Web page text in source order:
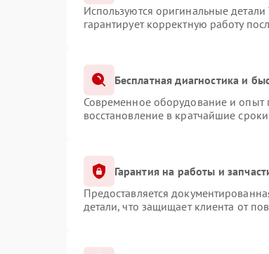
Используются оригинальные
гарантирует корректную работу
Бесплатная диагностика и
Современное оборудование и опыт
восстановление в кратчайшие
Гарантия на работы и
Предоставляется
детали, что защищает клиента от